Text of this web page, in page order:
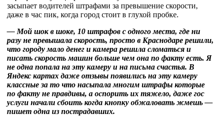
засыпает водителей штрафами за превышение скорости,
даже в час пик, когда город стоит в глухой пробке.
— Мой шок в шоке, 10 штрафов с одного места, где ни
разу не превышала скорость, просто в Краснодаре решили,
что городу мало денег и камера решила сломаться и
писать скорость машин больше чем она по факту есть. Я
не одна попала на эту камеру и на письма счастья. В
Яндекс картах даже отзывы появились на эту камеру
классные за то что насыпала многим штрафы которые
по факту не правдивы, а оспорить их тяжело, даже гос
услуги начали сбоить когда кнопку обжаловать жмешь —
пишет одна из пострадавших.